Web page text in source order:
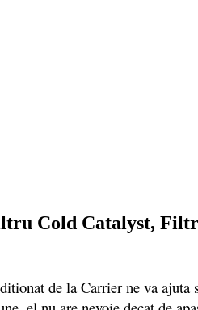
Cold Catalyst,
de la Carrier ne va ajuta